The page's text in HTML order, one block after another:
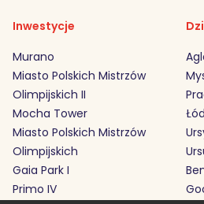
Inwestycje
Murano
Miasto Polskich Mistrzów
Olimpijskich II
Mocha Tower
Miasto Polskich Mistrzów
Olimpijskich
Gaia Park I
Primo IV